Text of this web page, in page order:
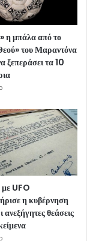
η μπάλα από το
του Μαραντόνα
ξεπεράσει τα 10
με UFO
η κυβέρνηση
θεάσεις